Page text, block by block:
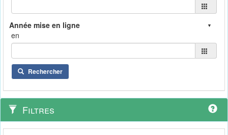
en
Rechercher
Filtres